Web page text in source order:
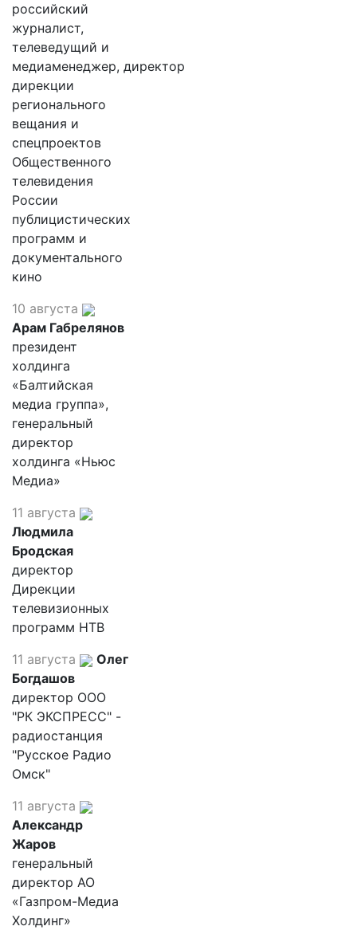
российский
журналист,
телеведущий и
медиаменеджер, директор
дирекции
регионального
вещания и
спецпроектов
Общественного
телевидения
России
публицистических
программ и
документального
кино
10 августа
Арам Габрелянов
президент
холдинга
«Балтийская
медиа группа»,
генеральный
директор
холдинга «Ньюс
Медиа»
11 августа
Людмила
Бродская
директор
Дирекции
телевизионных
программ НТВ
11 августа
Олег
Богдашов
директор ООО
"РК ЭКСПРЕСС" -
радиостанция
"Русское Радио
Омск"
11 августа
Александр
Жаров
генеральный
директор АО
«Газпром-Медиа
Холдинг»